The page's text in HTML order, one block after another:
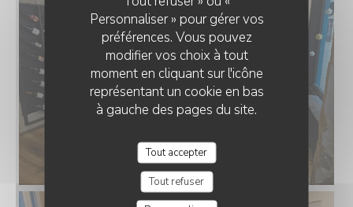
Personnaliser » pour gérer vos
préférences. Vous pouvez
modifier vos choix à tout
moment en cliquant sur l'icône
représentant un cookie en bas
à gauche des pages du site.
Tout accepter
Tout refuser